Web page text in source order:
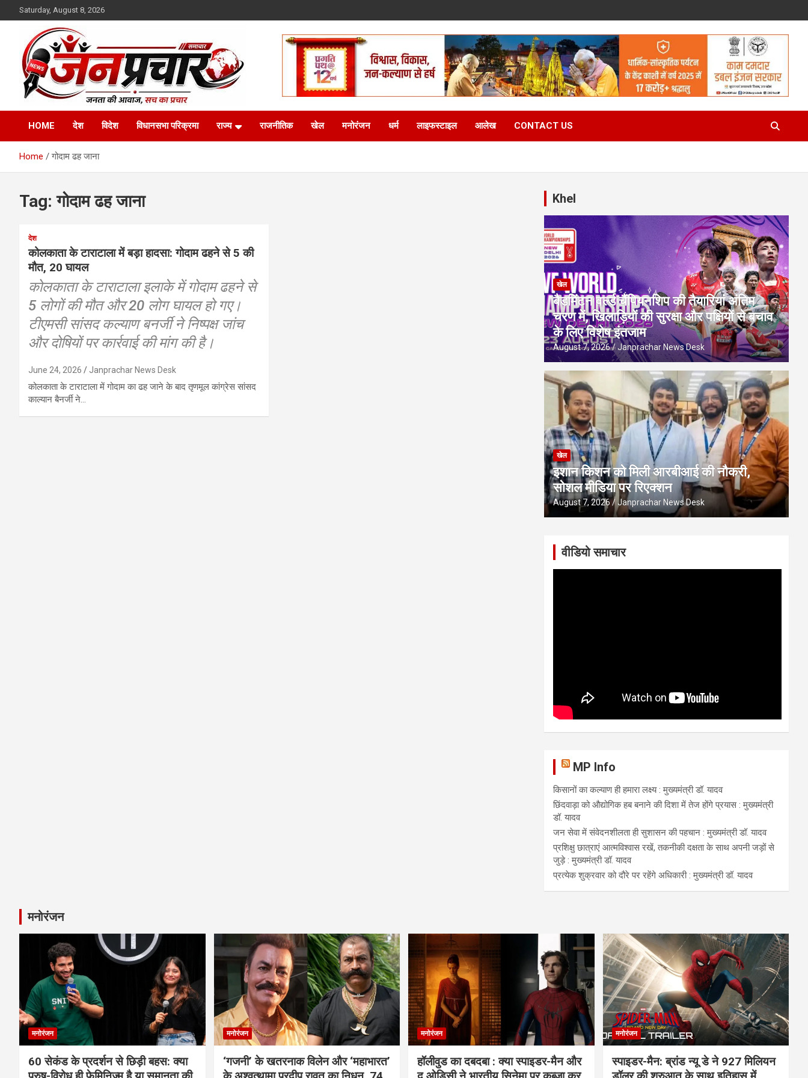
to
Saturday, August 8, 2026
:: जनप्रचार ::
Madhya Pradesh News Today | MP News Hindi
HOME
देश विदेश विधानसभा परिक्रमा राज्य राजनीतिक खेल मनोरंजन धर्म लाइफस्टाइल आलेख CONTACT US
Home गोदाम ढह जाना
Tag:गोदाम ढह जाना
देश
कोलकाता के टाराटाला में बड़ा हादसा: गोदाम ढहने से 5 की
मौत, 20 घायल
कोलकाता के टाराटाला इलाके में गोदाम ढहने से
5 लोगों की मौत और 20 लोग घायल हो गए।
टीएमसी सांसद कल्याण बनर्जी ने निष्पक्ष जांच
और दोषियों पर कार्रवाई की मांग की है।
June 24, 2026 Janprachar News Desk
कोलकाता के टाराटाला में गोदाम का ढह जाने के बाद तृणमूल कांग्रेस सांसद
काल्यान बैनर्जी ने…
Khel
खेल
बैडमिंटन वर्ल्ड चैंपियनशिप की तैयारियां अंतिम
चरण में, खिलाड़ियों की सुरक्षा और पक्षियों से बचाव
के लिए विशेष इंतजाम
August 7, 2026 Janprachar News Desk
खेल
इशान किशन को मिली आरबीआई की नौकरी,
सोशल मीडिया पर रिएक्शन
August 7, 2026 Janprachar News Desk
वीडियो समाचार
MP Info
किसानों का कल्याण ही हमारा लक्ष्य : मुख्यमंत्री डॉ. यादव
छिंदवाड़ा को औद्योगिक हब बनाने की दिशा में तेज होंगे प्रयास : मुख्यमंत्री
डॉ. यादव
जन सेवा में संवेदनशीलता ही सुशासन की पहचान : मुख्यमंत्री डॉ. यादव
प्रशिक्षु छात्राएं आत्मविश्वास रखें, तकनीकी दक्षता के साथ अपनी जड़ों से
जुड़े : मुख्यमंत्री डॉ. यादव
प्रत्येक शुक्रवार को दौरे पर रहेंगे अधिकारी : मुख्यमंत्री डॉ. यादव
मनोरंजन
मनोरंजन
60 सेकंड के प्रदर्शन से छिड़ी बहस: क्या
मनोरंजन
‘गजनी’ के खतरनाक विलेन और ‘महाभारत’
मनोरंजन
हॉलीवुड का दबदबा : क्या स्पाइडर-मैन और
मनोरंजन
स्पाइडर-मैन: ब्रांड न्यू डे ने 927 मिलियन